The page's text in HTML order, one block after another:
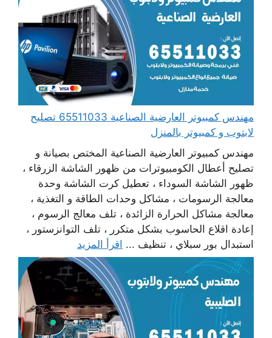
مهندس كمبيوتر العارضية الصناعية 65511033 تصليح
لابتوب و كمبيوتر بالمنزل
مهندس كمبيوتر العارضية الصناعية المختص بصيانة و
تصليح أعطال الكومبيوترات من ظهور الشاشة الزرقاء ،
ظهور الشاشة السوداء ، تعطيل كرت الشاشة وحدة
معالجة الرسومات ، مشاكل وحدات الطاقة و التغذية ،
معالجة مشاكل الحرارة الزائدة ، تلف معالج الرسوم ،
إعادة اقلاع الحاسوب بشكل متكرر ، تلف التوانزستور ،
استبدال بور سبلاي ، تنظيف ... اقرأ المزيد